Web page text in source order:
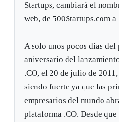
Startups, cambiará el
web, de 500Startups.com a
A solo unos pocos días
aniversario del
.CO, el 20 de julio de
siendo fuerte ya que las
empresarios del mundo
plataforma .CO. Desde